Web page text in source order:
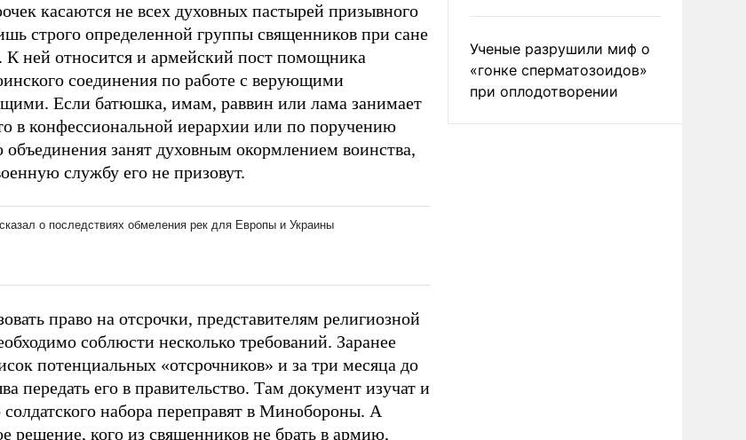
касаются не всех духовных пастырей призывного
строго определенной группы священников при сане
К ней относится и армейский пост помощника
соединения по работе с верующими
Если батюшка, имам, раввин или лама занимает
в конфессиональной иерархии или по поручению
объединения занят духовным окормлением воинства,
службу его не призовут.
право на отсрочки, представителям религиозной
соблюсти несколько требований. Заранее
потенциальных «отсрочников» и за три месяца до
передать его в правительство. Там документ изучат и
солдатского набора переправят в Минобороны. А
решение, кого из священников не брать в армию,
Ученые разрушили миф о
«гонке сперматозоидов»
при оплодотворении